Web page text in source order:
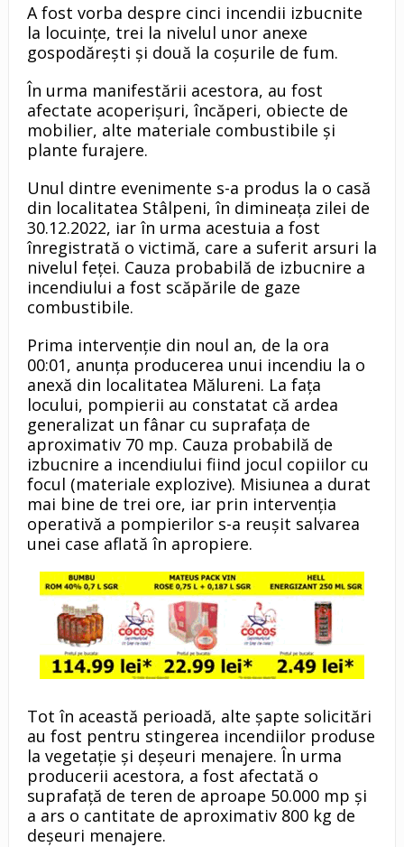
A fost vorba despre cinci incendii izbucnite
la locuințe, trei la nivelul unor anexe
gospodărești și două la coșurile de fum.
În urma manifestării acestora, au fost
afectate acoperișuri, încăperi, obiecte de
mobilier, alte materiale combustibile și
plante furajere.
Unul dintre evenimente s-a produs la o casă
din localitatea Stâlpeni, în dimineața zilei de
30.12.2022, iar în urma acestuia a fost
înregistrată o victimă, care a suferit arsuri la
nivelul feței. Cauza probabilă de izbucnire a
incendiului a fost scăpările de gaze
combustibile.
Prima intervenție din noul an, de la ora
00:01, anunța producerea unui incendiu la o
anexă din localitatea Mălureni. La fața
locului, pompierii au constatat că ardea
generalizat un fânar cu suprafața de
aproximativ 70 mp. Cauza probabilă de
izbucnire a incendiului fiind jocul copiilor cu
focul (materiale explozive). Misiunea a durat
mai bine de trei ore, iar prin intervenția
operativă a pompierilor s-a reușit salvarea
unei case aflată în apropiere.
Tot în această perioadă, alte șapte solicitări
au fost pentru stingerea incendiilor produse
la vegetație și deșeuri menajere. În urma
producerii acestora, a fost afectată o
suprafață de teren de aproape 50.000 mp și
a ars o cantitate de aproximativ 800 kg de
deșeuri menajere.